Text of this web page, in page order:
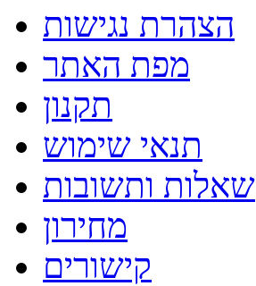
הצהרת נגישות
מפת האתר
תקנון
תנאי שימוש
שאלות ותשובות
מחירון
קישורים